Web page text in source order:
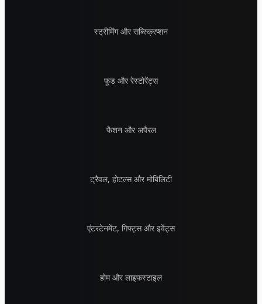
स्ट्रीमिंग और सब्स्क्रिप्शन
फूड और रेस्टोरेंट्स
फैशन और अपैरल
ट्रैवल, होटल्स और मोबिलिटी
एंटरटेनमेंट, गिफ्ट्स और इवेंट्स
होम और लाइफस्टाइल